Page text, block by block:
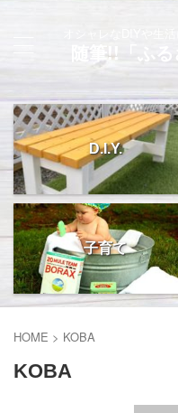
随筆!!「ふ
D.I.Y.
子育て
HOME > KOBA
KOBA